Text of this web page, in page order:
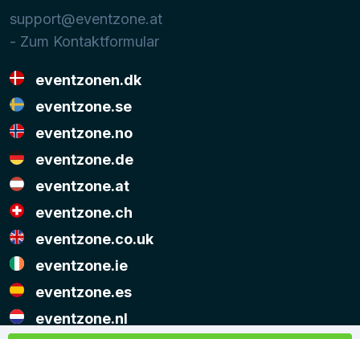
support@eventzone.at
- Zum Kontaktformular
eventzonen.dk
eventzone.se
eventzone.no
eventzone.de
eventzone.at
eventzone.ch
eventzone.co.uk
eventzone.ie
eventzone.es
eventzone.nl